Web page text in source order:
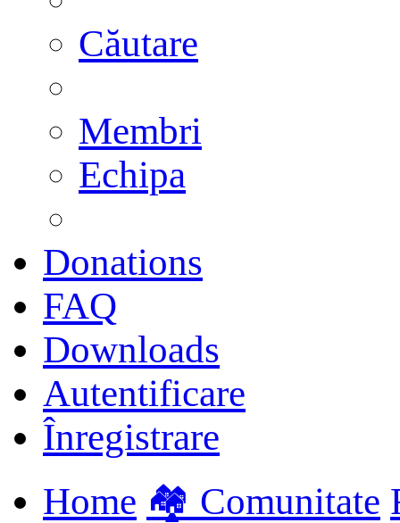
Căutare
Membri
Echipa
Donations
FAQ
Downloads
Autentificare
Înregistrare
Home 🏘️ Comunitate